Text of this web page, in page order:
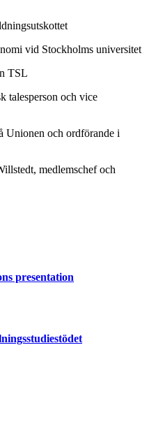
vid Stockholms universitet
TSL
talesperson och vice
Unionen och ordförande i
medlemschef och
presentation